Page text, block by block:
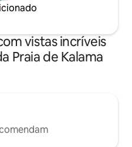
vistas incríveis
Praia de Kalama